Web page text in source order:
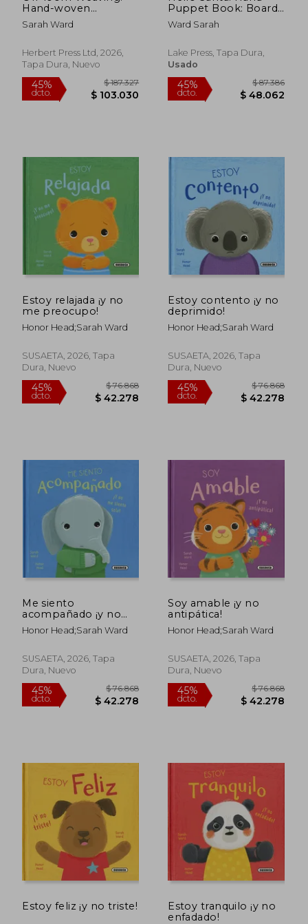
45% 45%
Hand-woven
Patterns and
Inspiration
Sarah Ward
Herbert Press Ltd, 2026,
Tapa Dura, Nuevo
45%
$ 103.030
Puppet Book: Board
Book With Plush
Hand Puppet
Puppet Books) (en
Inglés)
Ward Sarah
Lake Press, Tapa Dura,
Usado
45%
$
Estoy relajada ¡y no
me preocupo!
Honor Head;Sarah Ward
SUSAETA, 2026, Tapa
Dura, Nuevo
45% $ 76.868
Estoy contento ¡y no
deprimido!
Honor Head;Sarah Ward
SUSAETA, 2026, Tapa
Dura, Nuevo
45% $
Me siento
acompañado ¡y no
solo!
Honor Head;Sarah Ward
SUSAETA, 2026, Tapa
Dura, Nuevo
Soy amable ¡y no
antipática!
Honor Head;Sarah Ward
SUSAETA, 2026, Tapa
Dura, Nuevo
Estoy feliz ¡y no triste!
Estoy tranquilo ¡y no
enfadado!